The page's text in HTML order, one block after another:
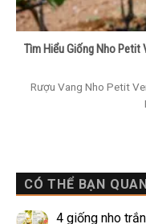
CÓ THỂ BẠN
4 giống nho
Tìm Hiểu Giống Nho Petit
Rượu Vang Nho Petit